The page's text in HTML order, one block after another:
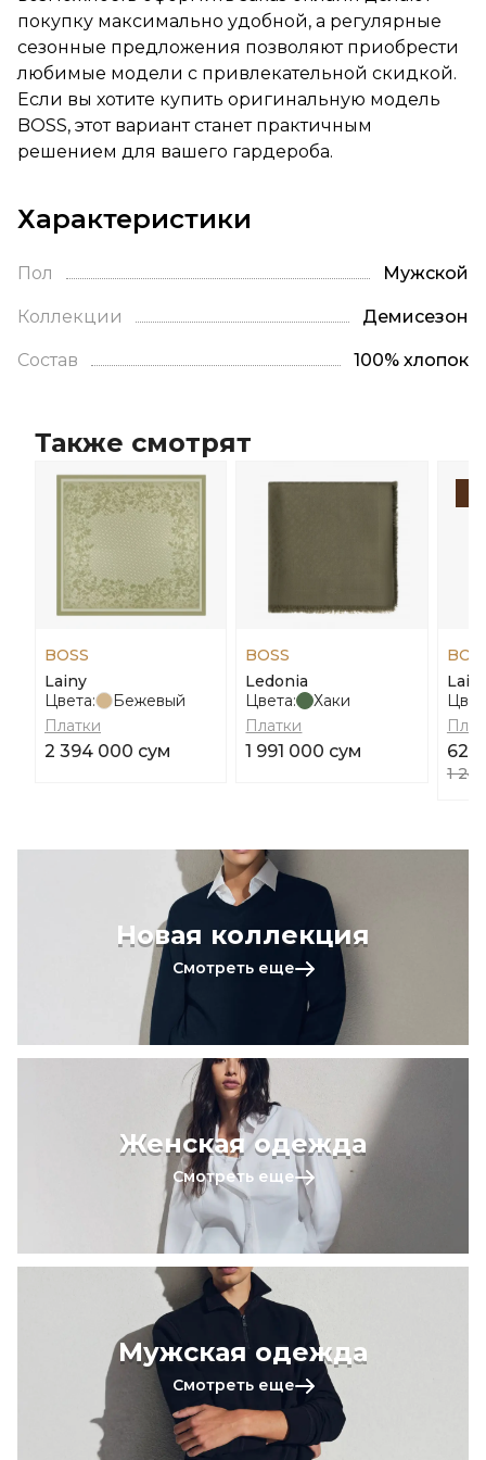
покупку максимально удобной, а регулярные
сезонные предложения позволяют приобрести
любимые модели с привлекательной скидкой.
Если вы хотите купить оригинальную модель
BOSS, этот вариант станет практичным
решением для вашего гардероба.
Характеристики
Пол Мужской
Коллекции Демисезон
Состав 100% хлопок
Также смотрят
BOSS
Lainy
Цвета:
Бежевый
Платки
2 394 000 сум
BOSS
Ledonia
Цвета:
Хаки
Платки
1 991 000 сум 620
1
Новая коллекция
Смотреть еще
Женская одежда
Смотреть еще
Мужская одежда
Смотреть еще